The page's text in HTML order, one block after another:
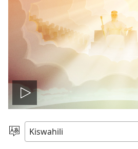
Cheza
video
Chagua
Lugha